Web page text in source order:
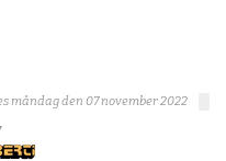
måndag den 07 november 2022